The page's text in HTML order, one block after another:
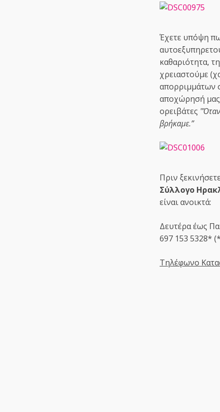
Έχετε υπόψη
καθαριότητα,
χρειαστούμε
απορριμμάτων
αποχώρησή μας
ορειβάτες
βρήκαμε.”
Πριν
Σύλλογο
είναι ανοικτά:
Δευτέρα έως
697 153 5328*
Τηλέφωνο